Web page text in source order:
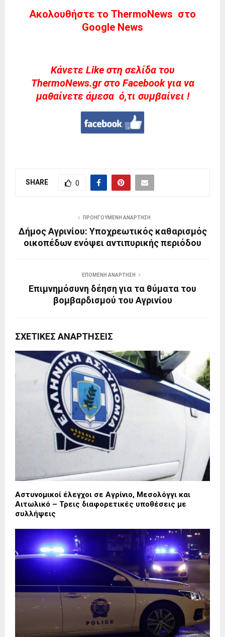
Ακολουθήστε το ThermoNews στο
Google News
Kάνετε Like στη σελίδα του
ThermoNews.gr στο Facebook για να
μαθαίνετε άμεσα ό,τι συμβαίνει !
SHARE 0
ΠΡΟΗΓΟΎΜΕΝΗ ΑΝΆΡΤΗΣΗ
Δήμος Αγρινίου: Υποχρεωτικός καθαρισμός
οικοπέδων ενόψει αντιπυρικής περιόδου
ΕΠΌΜΕΝΗ ΑΝΆΡΤΗΣΗ
Επιμνημόσυνη δέηση για τα θύματα του
βομβαρδισμού του Αγρινίου
ΣΧΕΤΙΚΈΣ ΑΝΑΡΤΉΣΕΙΣ
Αστυνομικοί έλεγχοι σε Αγρίνιο, Μεσολόγγι και
Αιτωλικό – Τρεις διαφορετικές υποθέσεις με
συλλήψεις